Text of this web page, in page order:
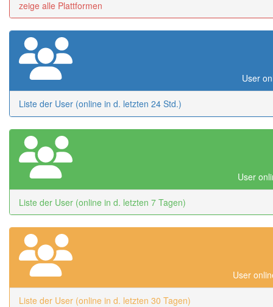
zeige alle Plattformen
User
Liste der User (online in d. letzten 24 Std.)
User
Liste der User (online in d. letzten 7 Tagen)
User
Liste der User (online in d. letzten 30 Tagen)